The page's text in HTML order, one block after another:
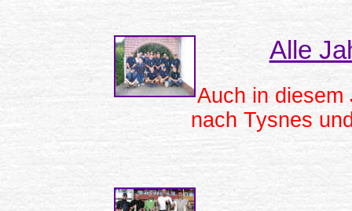
Alle
Auch in diesem
nach Tysnes